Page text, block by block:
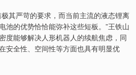
其严苛的要求，而当前主流的液态锂离
池的优势恰恰能弥补这些短板。”王铁山
度能够解决人形机器人的续航焦虑，同
安全性、空间性等方面也具有明显优